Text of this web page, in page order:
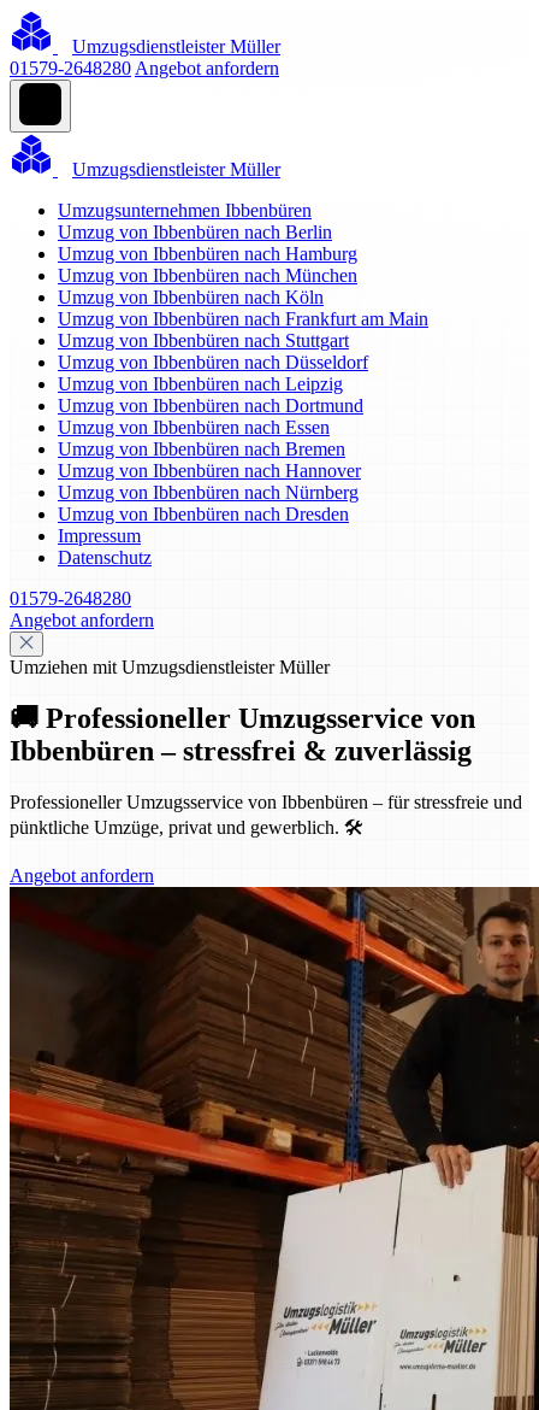
Umzugsdienstleister Müller
01579-2648280 Angebot anfordern
Umzugsdienstleister Müller
Umzugsunternehmen Ibbenbüren
Umzug von Ibbenbüren nach Berlin
Umzug von Ibbenbüren nach Hamburg
Umzug von Ibbenbüren nach München
Umzug von Ibbenbüren nach Köln
Umzug von Ibbenbüren nach Frankfurt am Main
Umzug von Ibbenbüren nach Stuttgart
Umzug von Ibbenbüren nach Düsseldorf
Umzug von Ibbenbüren nach Leipzig
Umzug von Ibbenbüren nach Dortmund
Umzug von Ibbenbüren nach Essen
Umzug von Ibbenbüren nach Bremen
Umzug von Ibbenbüren nach Hannover
Umzug von Ibbenbüren nach Nürnberg
Umzug von Ibbenbüren nach Dresden
Impressum
Datenschutz
01579-2648280
Angebot anfordern
Umziehen mit Umzugsdienstleister Müller
🚚 Professioneller Umzugsservice von
Ibbenbüren – stressfrei & zuverlässig
Professioneller Umzugsservice von Ibbenbüren – für stressfreie und
pünktliche Umzüge, privat und gewerblich. 🛠️
Angebot anfordern